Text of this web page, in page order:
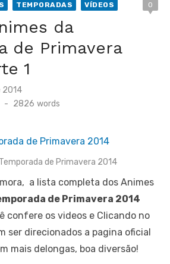
TEMPORADAS VÍDEOS 0
da
de Primavera
1
2014
- 2826 words
de Primavera 2014
a lista completa dos Animes
de Primavera 2014
confere os videos e Clicando no
ser direcionados a pagina oficial
mais delongas, boa diversão!